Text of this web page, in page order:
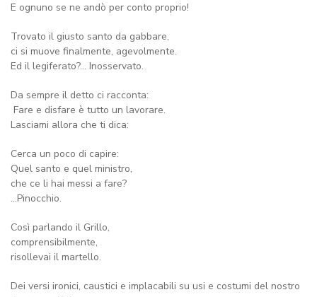
E ognuno se ne andò per conto proprio!
Trovato il giusto santo da gabbare,
ci si muove finalmente, agevolmente.
Ed il legiferato?… Inosservato.
Da sempre il detto ci racconta:
 Fare e disfare è tutto un lavorare. 
Lasciami allora che ti dica:
Cerca un poco di capire:
Quel santo e quel ministro,
che ce li hai messi a fare?
…Pinocchio.
Così parlando il Grillo,
comprensibilmente,
risollevai il martello.
Dei versi ironici, caustici e implacabili su usi e costumi del nostro